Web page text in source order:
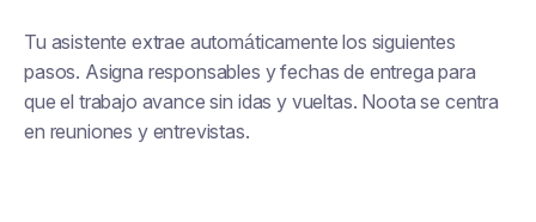
Tu asistente extrae automáticamente los siguientes
pasos. Asigna responsables y fechas de entrega para
que el trabajo avance sin idas y vueltas. Noota se centra
en reuniones y entrevistas.